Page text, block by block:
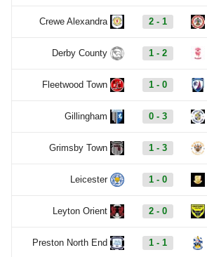
Crewe Alexandra 2 - 1
Derby County 1 - 2
Fleetwood Town 1 - 0
Gillingham 0 - 3
Grimsby Town 1 - 3
Leicester 1 - 0
Leyton Orient 2 - 0
Preston North End 1 - 1